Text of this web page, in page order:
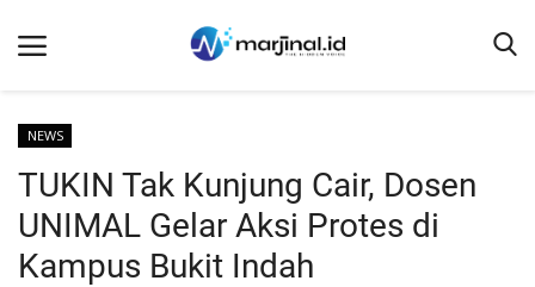
Beranda
NEWS
Redaksi
NEWS
TUKIN Tak Kunjung Cair, Dosen
UNIMAL Gelar Aksi Protes di
Kampus Bukit Indah